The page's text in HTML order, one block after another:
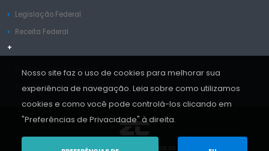
Legislação Federal
Receita Federal
+
Secretaria da Fazenda
Tribunal de Contas do Estado
Copyright © ZC Sistemas 2013-2026. Todos os Direitos Reservados.
Nosso site faz o uso de cookies para melhorar sua
experiência de navegação. Leia sobre como utilizamos
cookies e como você pode controlá-los clicando em
"Preferências de Privacidade" à direita.